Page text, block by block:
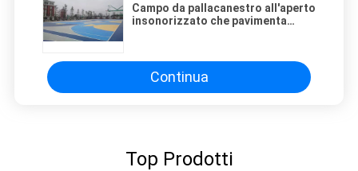
Campo da pallacanestro all'aperto
insonorizzato che pavimenta
Continua
Top Prodotti